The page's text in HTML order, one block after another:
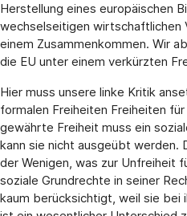
Herstellung eines europäischen
wechselseitigen wirtschaftlichen
einem Zusammenkommen. Wir
die EU unter einem verkürzten
Hier muss unsere linke Kritik
formalen Freiheiten Freiheiten
gewährte Freiheit muss ein
kann sie nicht ausgeübt werden.
der Wenigen, was zur Unfreiheit
soziale Grundrechte in seiner
kaum berücksichtigt, weil sie bei